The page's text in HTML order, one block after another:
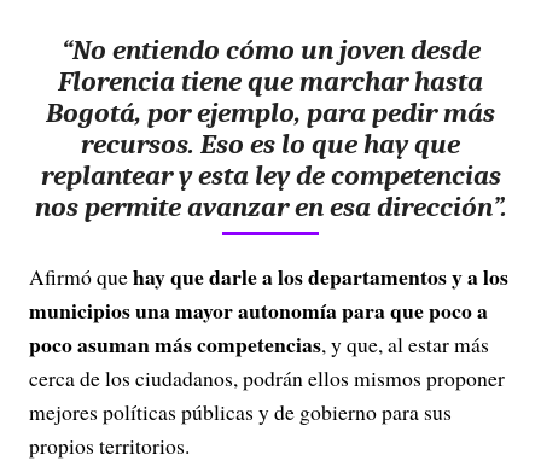
“No entiendo cómo un joven desde
Florencia tiene que marchar hasta
Bogotá, por ejemplo, para pedir más
recursos. Eso es lo que hay que
replantear y esta ley de competencias
nos permite avanzar en esa dirección”.
Afirmó quehay que darle a los departamentos y a los
municipios una mayor autonomía para que poco a
poco asuman más competencias, y que, al estar más
cerca de los ciudadanos, podrán ellos mismos proponer
mejores políticas públicas y de gobierno para sus
propios territorios.